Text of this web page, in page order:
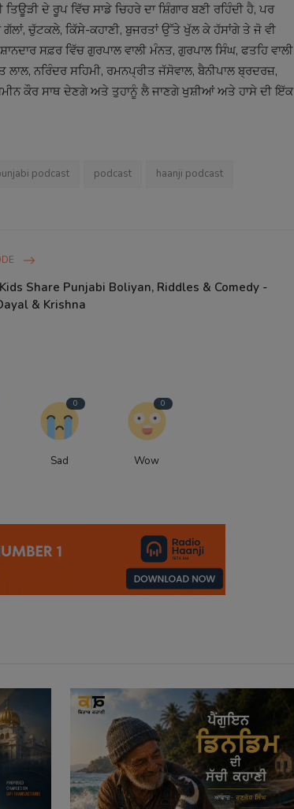
ਦੇ ਰੂਪ ਵਿੱਚ ਸਾਡੇ ਚਿਹਰੇ ਦਾ ਸ਼ਿੰਗਾਰ ਬਣੀ ਰਹਿੰਦੀ ਹੈ, ਪਰ
ਚੁੱਟਕਲੇ, ਕਿੱਸੇ-ਕਹਾਣੀ, ਬੁਜਰਤਾਂ ਉੱਤੇ ਖੁੱਲ ਕੇ ਹੱਸਾਂਗੇ ਤੇ ਜੋ ਵੀ
ਸਫ਼ਰ ਵਿੱਚ ਗੁਰਪਾਲ ਵਾਲੀ ਮੰਨਤ, ਗੁਰਪਾਲ ਸਿੰਘ, ਫਤਹਿ ਵਾਲੀ
ਨਰਿੰਦਰ ਸਹਿਮੀ, ਰਮਨਪ੍ਰੀਤ ਜੱਸੋਵਾਲ, ਬੈਨੀਪਾਲ ਬ੍ਰਦਰਜ਼,
ਕੌਰ ਸਾਥ ਦੇਣਗੇ ਅਤੇ ਤੁਹਾਨੂੰ ਲੈ ਜਾਣਗੇ ਖੁਸ਼ੀਆਂ ਅਤੇ ਹਾਸੇ ਦੀ ਇੱਕ
podcast podcast haanji podcast
Share Punjabi Boliyan, Riddles & Comedy -
& Krishna
0
Sad
0
Wow